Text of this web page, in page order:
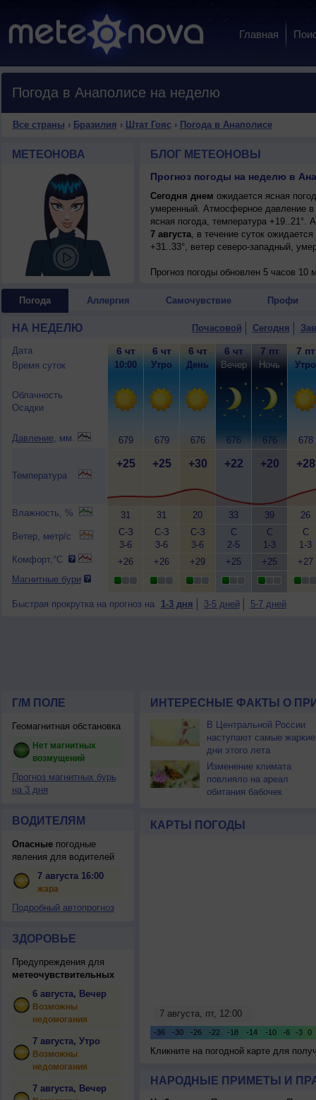
Главная
Погода в Анаполисе на неделю
Все страны › Бразилия › Штат Гояс› Погода в Анаполисе
МЕТЕОНОВА БЛОГ МЕТЕОНОВЫ
Прогноз погоды на неделю в
Сегодня днем ожидается ясная
умеренный. Атмосферное давление
ясная погода, температура
7 августа, в течение суток
+31..33°, ветер северо-западный,
Прогноз погоды обновлен 5 часов 10
Погода Аллергия Самочувствие Профи
НА НЕДЕЛЮ Почасовой Сегодня
Дата
Время суток
Облачность
Осадки
Давление, мм.
Температура
Влажность, %
Ветер, метр/с
Комфорт,°C
Магнитные бури
6 чт
10:00
679
+25
31
С-З
3-6
+26
6 чт
Утро
679
+25
31
С-З
3-6
+26
6 чт
День
676
+30
20
С-З
3-6
+29
6 чт
Вечер
676
+22
33
С
2-5
+25
7 пт
Ночь
676
+20
39
С
1-3
+25
7 пт
Утро
678
+28
26
С
1-3
+27
Быстрая прокрутка на прогноз на 1-3 дня 3-5 дней 5-7 дней
Г/М ПОЛЕ
Геомагнитная обстановка
Нет магнитных
возмущений
Прогноз магнитных бурь
на 3 дня
ВОДИТЕЛЯМ
Опасныепогодные
явления для водителей
7 августа 16:00
жара
Подробный автопрогноз
ЗДОРОВЬЕ
Предупреждения для
метеочувствительных
6 августа, Вечер
Возможны
недомогания
7 августа, Утро
Возможны
недомогания
7 августа, Вечер
ИНТЕРЕСНЫЕ ФАКТЫ О
В Центральной России
наступают самые жаркие
дни этого лета
Изменение климата
повлияло на ареал
обитания бабочек
КАРТЫ ПОГОДЫ
Кликните на погодной карте для
НАРОДНЫЕ ПРИМЕТЫ И